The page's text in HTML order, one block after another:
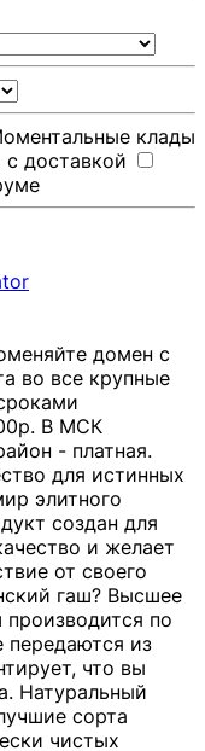
клады
с доставкой
домен с
во все крупные
В МСК
- платная.
для истинных
элитного
создан для
и желает
от своего
гаш? Высшее
по
из
что вы
Натуральный
сорта
чистых